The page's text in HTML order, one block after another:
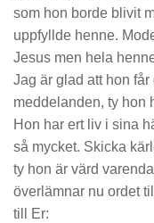
som hon borde blivit
uppfyllde henne.
Jesus men hela
Jag är glad att hon
meddelanden, ty hon
Hon har ert liv i sina
så mycket. Skicka
ty hon är värd
överlämnar nu ordet
till Er: